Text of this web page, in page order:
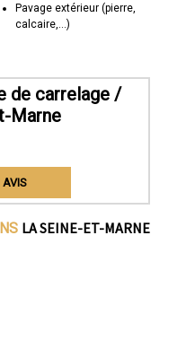
Pavage extérieur (pierre,
calcaire,...)
de carrelage /
Marne
AVIS
LA SEINE-ET-MARNE